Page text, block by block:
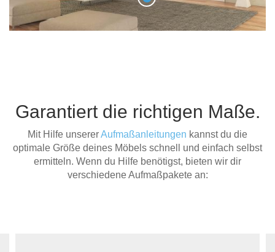
Garantiert die richtigen Maße.
Mit Hilfe unsererAufmaßanleitungen kannst du die
optimale Größe deines Möbels schnell und einfach selbst
ermitteln. Wenn du Hilfe benötigst, bieten wir dir
verschiedene Aufmaßpakete an: